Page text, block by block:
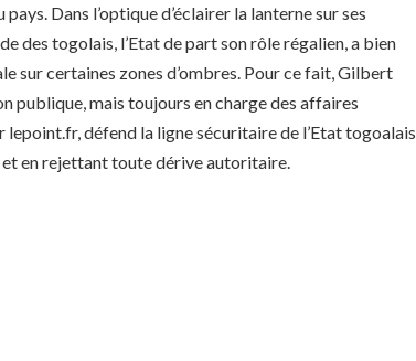
Dans l’optique d’éclairer la lanterne sur ses
des togolais, l’Etat de part son rôle régalien, a bien
sur certaines zones d’ombres. Pour ce fait, Gilbert
publique, mais toujours en charge des affaires
défend la ligne sécuritaire de l’Etat togoalais
en rejettant toute dérive autoritaire.